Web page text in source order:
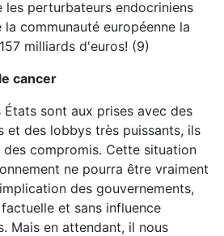
les perturbateurs endocriniens
communauté européenne la
milliards d'euros! (9)
cancer
sont aux prises avec des
et des lobbys très puissants, ils
compromis. Cette situation
ne pourra être vraiment
des gouvernements,
et sans influence
Mais en attendant, il nous